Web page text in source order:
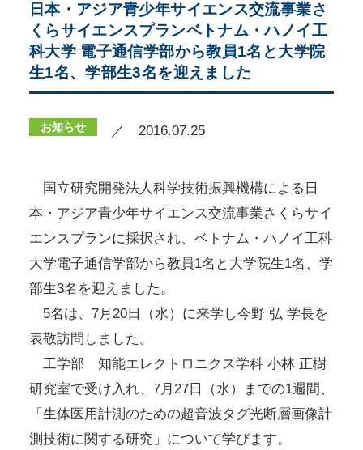
日本・アジア青少年サイエンス交流事業さ
くらサイエンスプランベトナム・ハノイ工
科大学 電子通信学部から教員1名と大学院
生1名、学部生3名を迎えました
お知らせ ／ 2016.07.25
国立研究開発法人科学技術振興機構による日
本・アジア青少年サイエンス交流事業さくらサイ
エンスプランに採択され、ベトナム・ハノイ工科
大学電子通信学部から教員1名と大学院生1名、学
部生3名を迎えました。
5名は、7月20日（水）に来学し今野 弘 学長を
表敬訪問しました。
工学部 知能エレクトロニクス学科 小林 正樹
研究室で受け入れ、7月27日（水）までの1週間、
「生体医用計測のための超音波タグ光断層画像計
測技術に関する研究」について学びます。